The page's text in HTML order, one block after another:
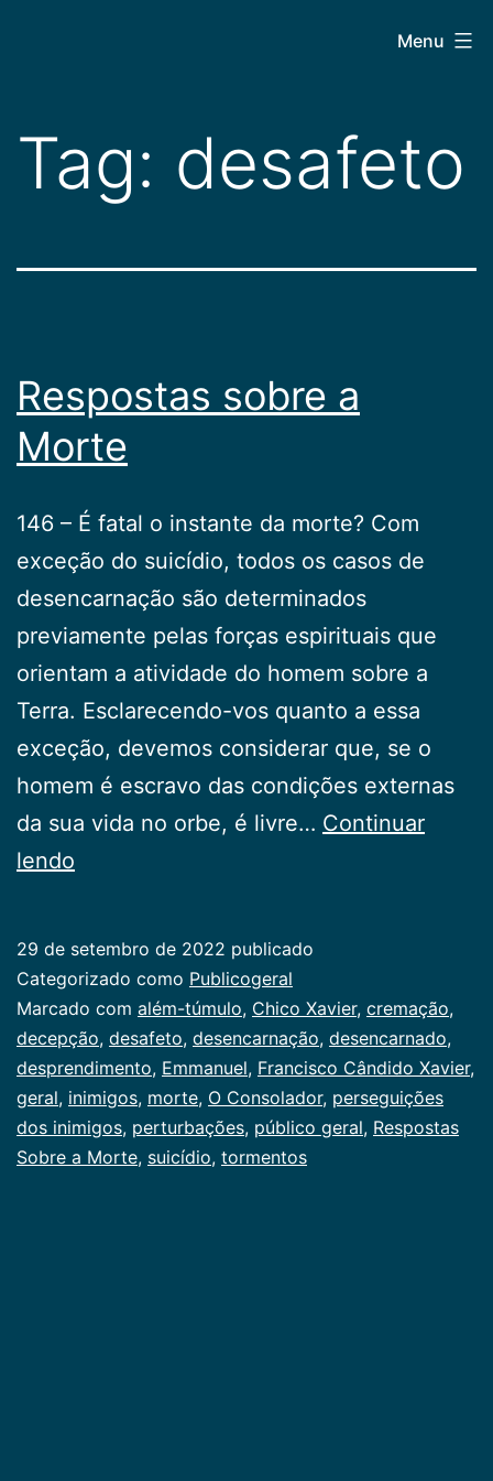
conteúdo
Menu
Tag: desafeto
Respostas sobre a
Morte
146 – É fatal o instante da morte? Com
exceção do suicídio, todos os casos de
desencarnação são determinados
previamente pelas forças espirituais que
orientam a atividade do homem sobre a
Terra. Esclarecendo-vos quanto a essa
exceção, devemos considerar que, se o
homem é escravo das condições externas
da sua vida no orbe, é livre… Continuar
lendo
Morte
29 de setembro de 2022 publicado
Categorizado como Publicogeral
Marcado com além-túmulo, Chico Xavier, cremação,
decepção, desafeto, desencarnação, desencarnado,
desprendimento, Emmanuel, Francisco Cândido Xavier,
geral, inimigos, morte, O Consolador, perseguições
dos inimigos, perturbações, público geral, Respostas
Sobre a Morte, suicídio, tormentos